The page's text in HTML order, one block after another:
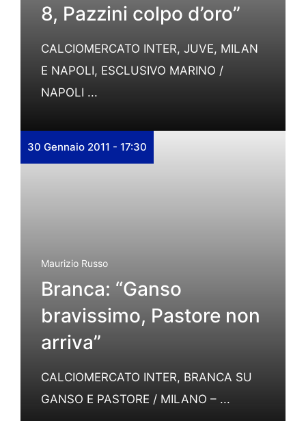
8, Pazzini colpo d’oro”
CALCIOMERCATO INTER, JUVE, MILAN
E NAPOLI, ESCLUSIVO MARINO /
NAPOLI ...
30 Gennaio 2011 - 17:30
Maurizio Russo
Branca: “Ganso
bravissimo, Pastore non
arriva”
CALCIOMERCATO INTER, BRANCA SU
GANSO E PASTORE / MILANO – ...